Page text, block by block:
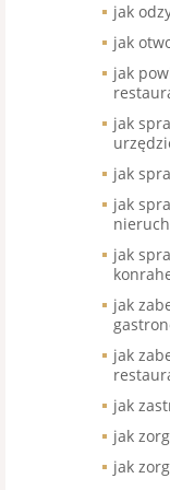
jak
jak
jak
jak
jak
jak
jak
jak
jak
jak
jak
jak